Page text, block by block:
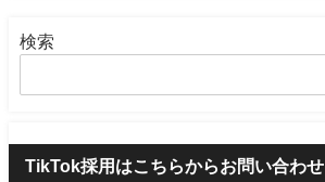
検索
TikTok採用はこちらからお問い合わせ